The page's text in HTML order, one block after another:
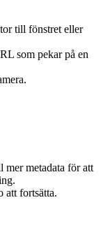
till fönstret eller
som pekar på en
metadata för att
att fortsätta.